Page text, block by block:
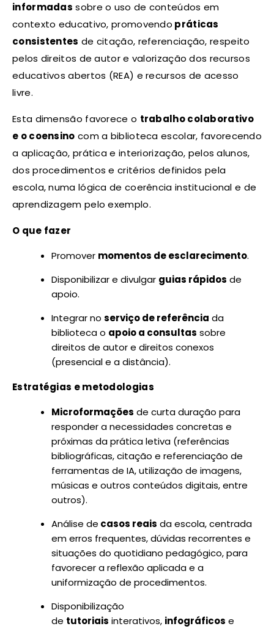
informadas sobre o uso de conteúdos em
contexto educativo, promovendo práticas
consistentes de citação, referenciação, respeito
pelos direitos de autor e valorização dos recursos
educativos abertos (REA) e recursos de acesso
livre.
Esta dimensão favorece o trabalho colaborativo
e o coensino com a biblioteca escolar, favorecendo
a aplicação, prática e interiorização, pelos alunos,
dos procedimentos e critérios definidos pela
escola, numa lógica de coerência institucional e de
aprendizagem pelo exemplo.
O que fazer
Promover momentos de esclarecimento.
Disponibilizar e divulgar guias rápidos de
apoio.
Integrar no serviço de referência da
biblioteca o apoio a consultas sobre
direitos de autor e direitos conexos
(presencial e a distância).
Estratégias e metodologias
Microformações de curta duração para
responder a necessidades concretas e
próximas da prática letiva (referências
bibliográficas, citação e referenciação de
ferramentas de IA, utilização de imagens,
músicas e outros conteúdos digitais, entre
outros).
Análise de casos reais da escola, centrada
em erros frequentes, dúvidas recorrentes e
situações do quotidiano pedagógico, para
favorecer a reflexão aplicada e a
uniformização de procedimentos.
Disponibilização
de tutoriais interativos, infográficos e